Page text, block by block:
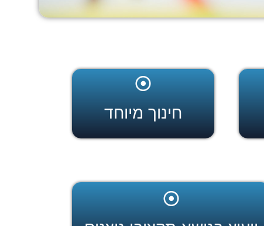
חינוך מיוחד